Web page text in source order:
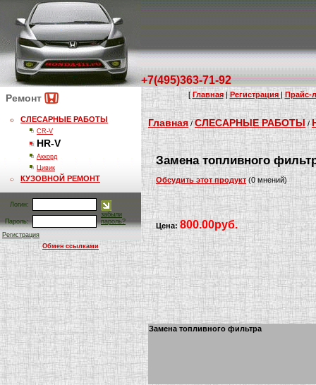
+7(495)363-71-92
Ремонт
СЛЕСАРНЫЕ РАБОТЫ
CR-V
HR-V
Аккорд
Цивик
КУЗОВНОЙ РЕМОНТ
Логин:
Пароль:
забыли
пароль?
Регистрация
Обмен ссылками
[ Главная | Регистрация|Прайс-
Главная/ СЛЕСАРНЫЕ РАБОТЫ /
Замена топливного
Обсудить этот продукт(0 мнений)
Цена:800.00руб.
Замена топливного фильтра